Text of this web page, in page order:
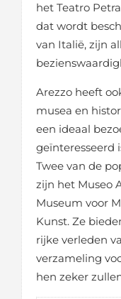
het Teatro
dat wordt
van Italië, zijn
Arezzo heeft
musea en
een ideaal
geïnteresseerd
Twee van de
zijn het Museo
Museum voor
Kunst. Ze
rijke verleden
verzameling
hen zeker